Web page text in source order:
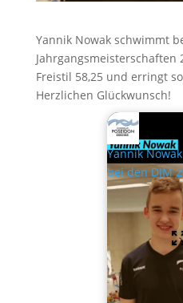
Yannik Nowak schwimmt
Jahrgangsmeisterschaften
Freistil 58,25 und erringt
Herzlichen Glückwunsch!
Yannik
bei den DJM